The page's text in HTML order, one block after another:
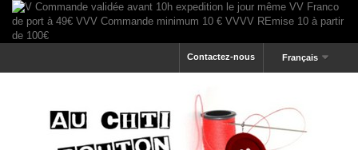
Français
Contactez-nous